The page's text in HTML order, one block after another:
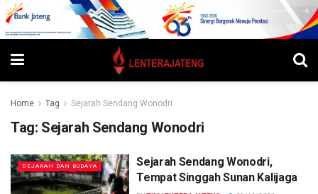
Home Tag Sejarah Sendang Wonodri
Tag: Sejarah Sendang Wonodri
SEJARAH DAN BUDAYA
Sejarah Sendang Wonodri,
Tempat Singgah Sunan Kalijaga